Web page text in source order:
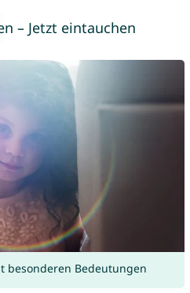
– Jetzt eintauchen
besonderen Bedeutungen